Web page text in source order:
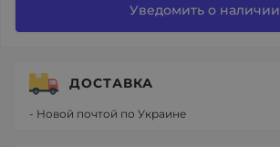
Уведомить о наличии
ДОСТАВКА
- Новой почтой по Украине